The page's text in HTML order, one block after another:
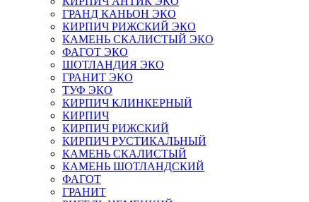
ГРАНД КАНЬОН ЭКО
КИРПИЧ РИЖСКИЙ ЭКО
КАМЕНЬ СКАЛИСТЫЙ ЭКО
ФАГОТ ЭКО
ШОТЛАНДИЯ ЭКО
ГРАНИТ ЭКО
ТУФ ЭКО
КИРПИЧ КЛИНКЕРНЫЙ
КИРПИЧ
КИРПИЧ РИЖСКИЙ
КИРПИЧ РУСТИКАЛЬНЫЙ
КАМЕНЬ СКАЛИСТЫЙ
КАМЕНЬ ШОТЛАНДСКИЙ
ФАГОТ
ГРАНИТ